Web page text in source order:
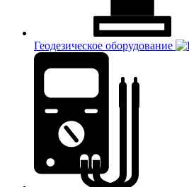
Геодезическое оборудование